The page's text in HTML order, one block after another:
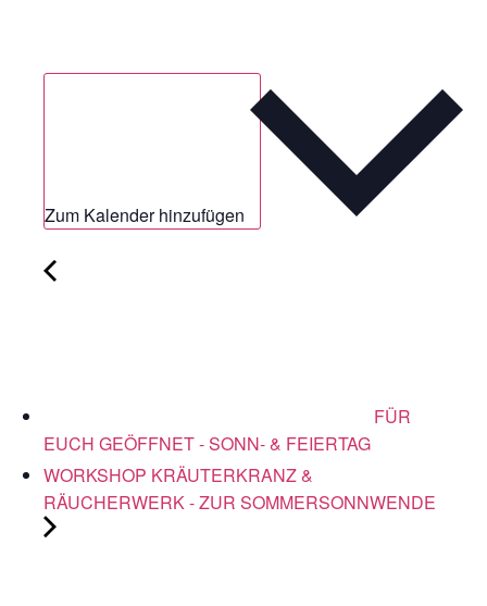
Zum Kalender hinzufügen
FÜR
EUCH GEÖFFNET - SONN- & FEIERTAG
WORKSHOP KRÄUTERKRANZ &
RÄUCHERWERK - ZUR SOMMERSONNWENDE